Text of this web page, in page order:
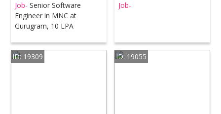
Job- Senior Software
Engineer in MNC at
Gurugram, 10 LPA
Job-
ID: 19309 ID: 19055